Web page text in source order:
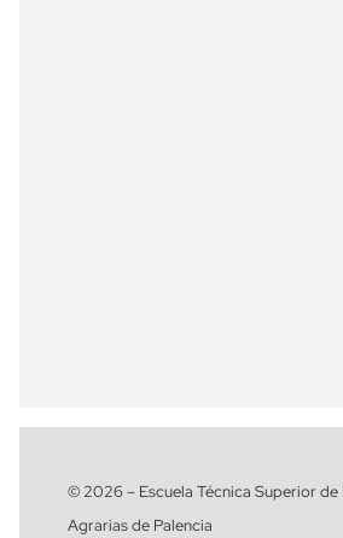
© 2026 – Escuela Técnica Superior de
Agrarias de Palencia